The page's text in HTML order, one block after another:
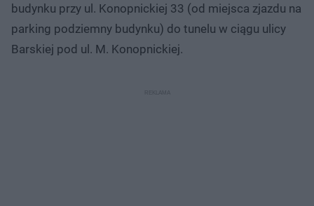
budynku przy ul. Konopnickiej 33 (od miejsca zjazdu na
parking podziemny budynku) do tunelu w ciągu ulicy
Barskiej pod ul. M. Konopnickiej.